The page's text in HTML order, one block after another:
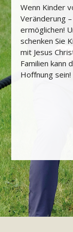
Wenn Kinder
Veränderung
ermöglichen!
schenken Sie
mit Jesus
Familien kann
Hoﬀnung sein!